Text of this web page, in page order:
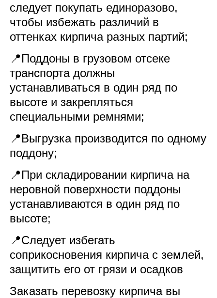
следует покупать единоразово,
чтобы избежать различий в
оттенках кирпича разных партий;
📍Поддоны в грузовом отсеке
транспорта должны
устанавливаться в один ряд по
высоте и закрепляться
специальными ремнями;
📍Выгрузка производится по одному
поддону;
📍При складировании кирпича на
неровной поверхности поддоны
устанавливаются в один ряд по
высоте;
📍Следует избегать
соприкосновения кирпича с землей,
защитить его от грязи и осадков
Заказать перевозку кирпича вы